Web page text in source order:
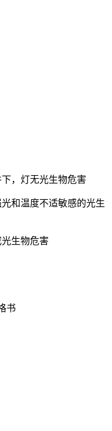
，灯无光生物危害
和温度不适敏感的光生
生物危害
书